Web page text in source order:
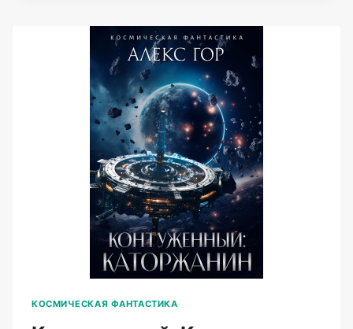
(АЛЕКС
ГОР)
КОСМИЧЕСКАЯ ФАНТАСТИКА